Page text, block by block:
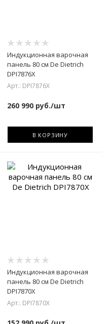
Индукционная варочная
панель 80 см De Dietrich
DPI7876X
Арт.: DPI7876X
260 990 руб./шт
В КОРЗИНУ
Индукционная варочная
панель 80 см De Dietrich
DPI7870X
Арт.: DPI7870X